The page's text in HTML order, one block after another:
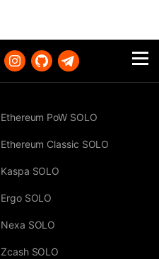
Ethereum PoW SOLO
Ethereum Classic SOLO
Kaspa SOLO
Ergo SOLO
Nexa SOLO
Zcash SOLO